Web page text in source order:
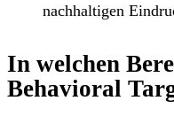
nachhaltigen
In welchen
Behavioral